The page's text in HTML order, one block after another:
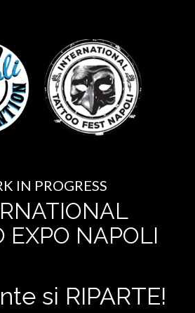
IN PROGRESS
EXPO NAPOLI
si RIPARTE!